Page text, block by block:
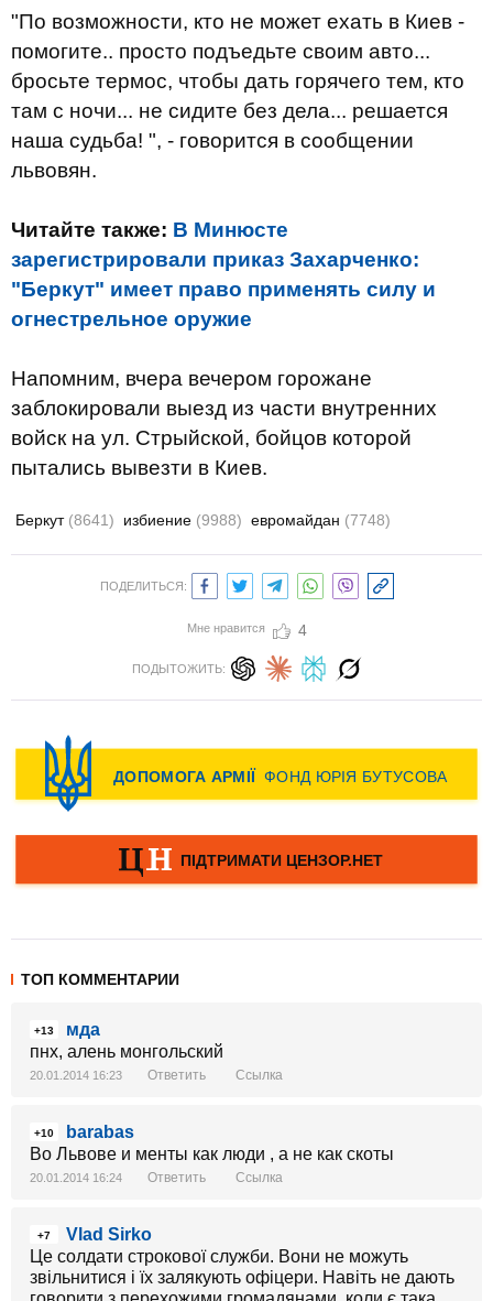
"По возможности, кто не может ехать в Киев -
помогите.. просто подъедьте своим авто...
бросьте термос, чтобы дать горячего тем, кто
там с ночи... не сидите без дела... решается
наша судьба! ", - говорится в сообщении
львовян.
Читайте также: В Минюсте
зарегистрировали приказ Захарченко:
"Беркут" имеет право применять силу и
огнестрельное оружие
Напомним, вчера вечером горожане
заблокировали выезд из части внутренних
войск на ул. Стрыйской, бойцов которой
пытались вывезти в Киев.
Беркут (8641) избиение (9988) евромайдан (7748)
ПОДЕЛИТЬСЯ:
Мне нравится 4
ПОДЫТОЖИТЬ:
ТОП КОММЕНТАРИИ
+13
мда
пнх, алень монгольский
20.01.2014 16:23 Ответить Ссылка
+10
barabas
Во Львове и менты как люди , а не как скоты
20.01.2014 16:24 Ответить Ссылка
+7
Vlad Sirko
Це солдати строкової служби. Вони не можуть
звільнитися і їх залякують офіцери. Навіть не дають